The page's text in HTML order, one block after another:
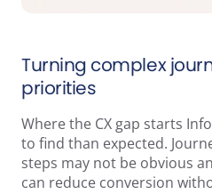
Turning complex
priorities
Where the CX gap starts
to find than expected.
steps may not be obvious
can reduce conversion